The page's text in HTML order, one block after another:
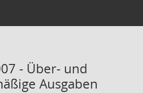
- Über- und
Ausgaben